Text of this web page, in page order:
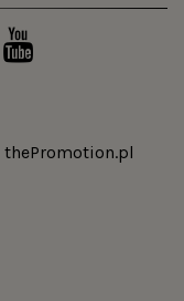
thePromotion.pl